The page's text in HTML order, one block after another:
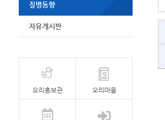
질병동향
자유게시판
오리홍보관 오리마을